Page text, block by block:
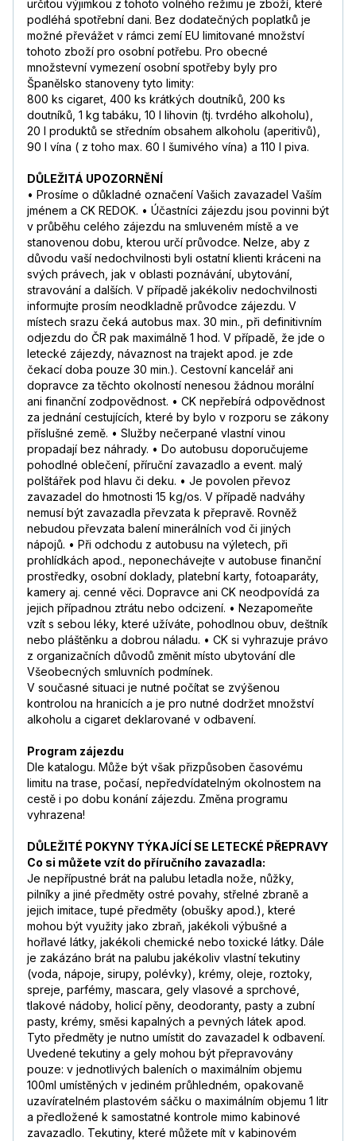
určitou výjimkou z tohoto volného režimu je zboží, které
podléhá spotřební dani. Bez dodatečných poplatků je
možné převážet v rámci zemí EU limitované množství
tohoto zboží pro osobní potřebu. Pro obecné
množstevní vymezení osobní spotřeby byly pro
Španělsko stanoveny tyto limity:
800 ks cigaret, 400 ks krátkých doutníků, 200 ks
doutníků, 1 kg tabáku, 10 l lihovin (tj. tvrdého alkoholu),
20 l produktů se středním obsahem alkoholu (aperitivů),
90 l vína ( z toho max. 60 l šumivého vína) a 110 l piva.
DŮLEŽITÁ UPOZORNĚNÍ
• Prosíme o důkladné označení Vašich zavazadel Vaším
jménem a CK REDOK. • Účastníci zájezdu jsou povinni být
v průběhu celého zájezdu na smluveném místě a ve
stanovenou dobu, kterou určí průvodce. Nelze, aby z
důvodu vaší nedochvilnosti byli ostatní klienti kráceni na
svých právech, jak v oblasti poznávání, ubytování,
stravování a dalších. V případě jakékoliv nedochvilnosti
informujte prosím neodkladně průvodce zájezdu. V
místech srazu čeká autobus max. 30 min., při definitivním
odjezdu do ČR pak maximálně 1 hod. V případě, že jde o
letecké zájezdy, návaznost na trajekt apod. je zde
čekací doba pouze 30 min.). Cestovní kancelář ani
dopravce za těchto okolností nenesou žádnou morální
ani finanční zodpovědnost. • CK nepřebírá odpovědnost
za jednání cestujících, které by bylo v rozporu se zákony
příslušné země. • Služby nečerpané vlastní vinou
propadají bez náhrady. • Do autobusu doporučujeme
pohodlné oblečení, příruční zavazadlo a event. malý
polštářek pod hlavu či deku. • Je povolen převoz
zavazadel do hmotnosti 15 kg/os. V případě nadváhy
nemusí být zavazadla převzata k přepravě. Rovněž
nebudou převzata balení minerálních vod či jiných
nápojů. • Při odchodu z autobusu na výletech, při
prohlídkách apod., neponechávejte v autobuse finanční
prostředky, osobní doklady, platební karty, fotoaparáty,
kamery aj. cenné věci. Dopravce ani CK neodpovídá za
jejich případnou ztrátu nebo odcizení. • Nezapomeňte
vzít s sebou léky, které užíváte, pohodlnou obuv, deštník
nebo pláštěnku a dobrou náladu. • CK si vyhrazuje právo
z organizačních důvodů změnit místo ubytování dle
Všeobecných smluvních podmínek.
V současné situaci je nutné počítat se zvýšenou
kontrolou na hranicích a je pro nutné dodržet množství
alkoholu a cigaret deklarované v odbavení.
Program zájezdu
Dle katalogu. Může být však přizpůsoben časovému
limitu na trase, počasí, nepředvídatelným okolnostem na
cestě i po dobu konání zájezdu. Změna programu
vyhrazena!
DŮLEŽITÉ POKYNY TÝKAJÍCÍ SE LETECKÉ PŘEPRAVY
Co si můžete vzít do příručního zavazadla:
Je nepřípustné brát na palubu letadla nože, nůžky,
pilníky a jiné předměty ostré povahy, střelné zbraně a
jejich imitace, tupé předměty (obušky apod.), které
mohou být využity jako zbraň, jakékoli výbušné a
hořlavé látky, jakékoli chemické nebo toxické látky. Dále
je zakázáno brát na palubu jakékoliv vlastní tekutiny
(voda, nápoje, sirupy, polévky), krémy, oleje, roztoky,
spreje, parfémy, mascara, gely vlasové a sprchové,
tlakové nádoby, holicí pěny, deodoranty, pasty a zubní
pasty, krémy, směsi kapalných a pevných látek apod.
Tyto předměty je nutno umístit do zavazadel k odbavení.
Uvedené tekutiny a gely mohou být přepravovány
pouze: v jednotlivých baleních o maximálním objemu
100ml umístěných v jediném průhledném, opakovaně
uzavíratelném plastovém sáčku o maximálním objemu 1 litr
a předložené k samostatné kontrole mimo kabinové
zavazadlo. Tekutiny, které můžete mít v kabinovém